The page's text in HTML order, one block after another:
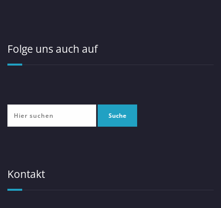
Folge uns auch auf
Kontakt